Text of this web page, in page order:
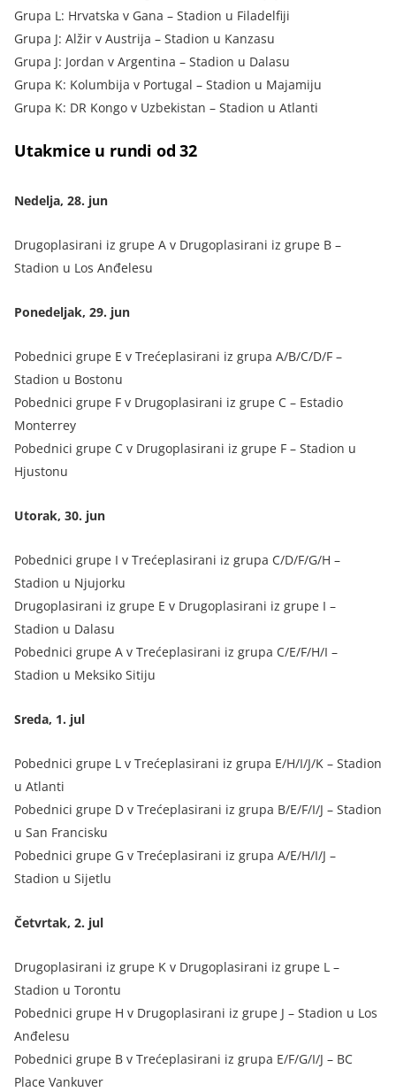
Grupa L: Hrvatska v Gana – Stadion u Filadelfiji
Grupa J: Alžir v Austrija – Stadion u Kanzasu
Grupa J: Jordan v Argentina – Stadion u Dalasu
Grupa K: Kolumbija v Portugal – Stadion u Majamiju
Grupa K: DR Kongo v Uzbekistan – Stadion u Atlanti
Utakmice u rundi od 32
Nedelja, 28. jun
Drugoplasirani iz grupe A v Drugoplasirani iz grupe B –
Stadion u Los Anđelesu
Ponedeljak, 29. jun
Pobednici grupe E v Trećeplasirani iz grupa A/B/C/D/F –
Stadion u Bostonu
Pobednici grupe F v Drugoplasirani iz grupe C – Estadio
Monterrey
Pobednici grupe C v Drugoplasirani iz grupe F – Stadion u
Hjustonu
Utorak, 30. jun
Pobednici grupe I v Trećeplasirani iz grupa C/D/F/G/H –
Stadion u Njujorku
Drugoplasirani iz grupe E v Drugoplasirani iz grupe I –
Stadion u Dalasu
Pobednici grupe A v Trećeplasirani iz grupa C/E/F/H/I –
Stadion u Meksiko Sitiju
Sreda, 1. jul
Pobednici grupe L v Trećeplasirani iz grupa E/H/I/J/K – Stadion
u Atlanti
Pobednici grupe D v Trećeplasirani iz grupa B/E/F/I/J – Stadion
u San Francisku
Pobednici grupe G v Trećeplasirani iz grupa A/E/H/I/J –
Stadion u Sijetlu
Četvrtak, 2. jul
Drugoplasirani iz grupe K v Drugoplasirani iz grupe L –
Stadion u Torontu
Pobednici grupe H v Drugoplasirani iz grupe J – Stadion u Los
Anđelesu
Pobednici grupe B v Trećeplasirani iz grupa E/F/G/I/J – BC
Place Vankuver